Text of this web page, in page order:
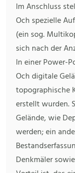
Im Anschluss
Och spezielle
(ein sog.
sich nach der
In einer Power-
Och digitale
topographische
erstellt wurden.
Gelände, wie
werden; ein
Denkmäler